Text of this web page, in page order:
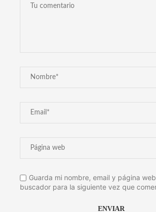
Guarda mi nombre, email y página
buscador para la siguiente vez que